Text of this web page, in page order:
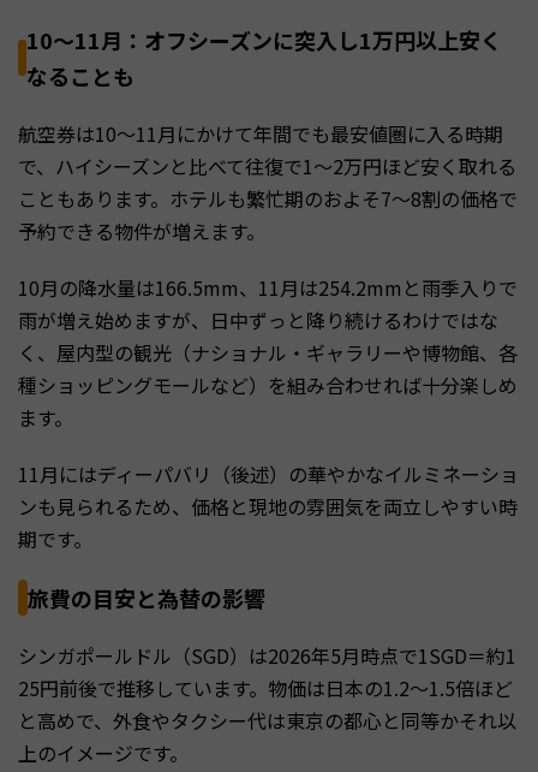
10〜11月：オフシーズンに突入し1万円以上安く
なることも
航空券は10〜11月にかけて年間でも最安値圏に入る時期
で、ハイシーズンと比べて往復で1〜2万円ほど安く取れる
こともあります。ホテルも繁忙期のおよそ7〜8割の価格で
予約できる物件が増えます。
10月の降水量は166.5mm、11月は254.2mmと雨季入りで
雨が増え始めますが、日中ずっと降り続けるわけではな
く、屋内型の観光（ナショナル・ギャラリーや博物館、各
種ショッピングモールなど）を組み合わせれば十分楽しめ
ます。
11月にはディーパバリ（後述）の華やかなイルミネーショ
ンも見られるため、価格と現地の雰囲気を両立しやすい時
期です。
旅費の目安と為替の影響
シンガポールドル（SGD）は2026年5月時点で1SGD＝約1
25円前後で推移しています。物価は日本の1.2〜1.5倍ほど
と高めで、外食やタクシー代は東京の都心と同等かそれ以
上のイメージです。